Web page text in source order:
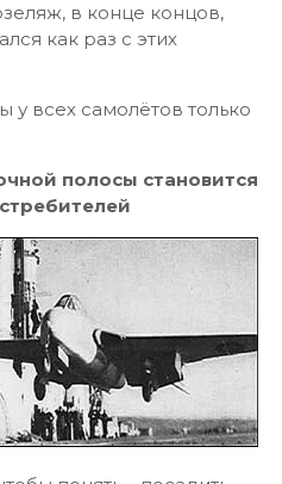
в конце концов,
как раз с этих
всех самолётов только
полосы становится